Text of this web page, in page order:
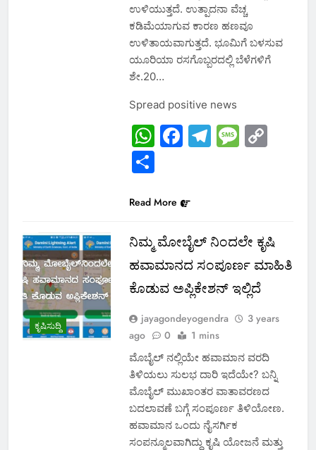
ಉಳಿಯುತ್ತದೆ. ಉತ್ಪಾದನಾ ವೆಚ್ಚ
ಕಡಿಮೆಯಾಗುವ ಕಾರಣ ಹಣವೂ
ಉಳಿತಾಯವಾಗುತ್ತದೆ. ಭೂಮಿಗೆ ಬಳಸುವ
ಯೂರಿಯಾ ರಸಗೊಬ್ಬರದಲ್ಲಿ ಬೆಳೆಗಳಿಗೆ
ಶೇ.20…
Spread positive news
WhatsApp
Facebook
Telegram
Share
Read More
ಕೃಷಿಸುದ್ದಿ
ನಿಮ್ಮ ಮೋಬೈಲ್ ನಿಂದಲೇ ಕೃಷಿ
ಹವಾಮಾನದ ಸಂಪೂರ್ಣ ಮಾಹಿತಿ
ಕೊಡುವ ಅಪ್ಲಿಕೇಶನ್ ಇಲ್ಲಿದೆ
jayagondeyogendra
3 years
ago
0 1 mins
ಮೊಬೈಲ್ ನಲ್ಲಿಯೇ ಹವಾಮಾನ ವರದಿ
ತಿಳಿಯಲು ಸುಲಭ ದಾರಿ ಇದೆಯೇ? ಬನ್ನಿ
ಮೊಬೈಲ್ ಮುಖಾಂತರ ವಾತಾವರಣದ
ಬದಲಾವಣೆ ಬಗ್ಗೆ ಸಂಪೂರ್ಣ ತಿಳಿಯೋಣ.
ಹವಾಮಾನ ಒಂದು ನೈಸರ್ಗಿಕ
ಸಂಪನ್ಮೂಲವಾಗಿದ್ದು ಕೃಷಿ ಯೋಜನೆ ಮತ್ತು